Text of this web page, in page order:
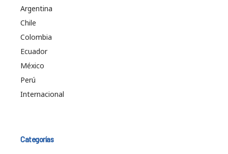
Argentina
Chile
Colombia
Ecuador
México
Perú
Internacional
Categorías